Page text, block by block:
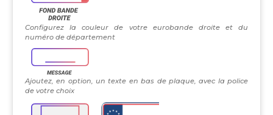
Configurez la couleur de votre eurobande droite et du
numéro de département
Ajoutez, en option, un texte en bas de plaque, avec la police
de votre choix